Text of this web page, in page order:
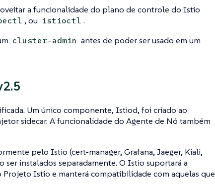
a funcionalidade do plano de controle do Istio
, ou istioctl .
cluster-admin antes de poder ser usado em um
Um único componente, Istiod, foi criado ao
sidecar. A funcionalidade do Agente de Nó também
pelo Istio (cert-manager, Grafana, Jaeger, Kiali,
ser instalados separadamente. O Istio suportará a
Projeto Istio e manterá compatibilidade com aquelas que